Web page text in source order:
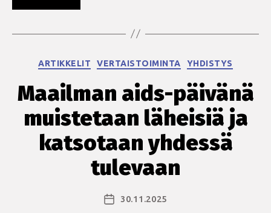
hiv
podcastia!” Kategoriat
ARTIKKELIT VERTAISTOIMINTA YHDISTYS
Maailman aids-päivänä
muistetaan läheisiä ja
katsotaan yhdessä
tulevaan
Julkaisupäivämäärä
30.11.2025